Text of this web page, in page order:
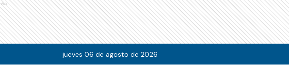
Ads
jueves 06 de agosto de 2026